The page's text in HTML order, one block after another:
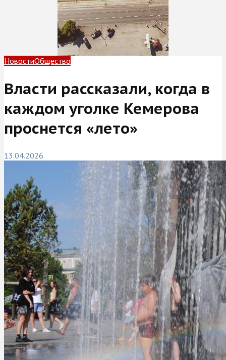
НовостиОбщество
Власти рассказали, когда в
каждом уголке Кемерова
проснется «лето»
13.04.2026